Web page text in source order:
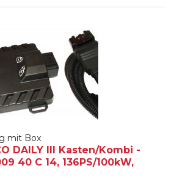
mit Box
DAILY III Kasten/Kombi -
40 C 14, 136PS/100kW,